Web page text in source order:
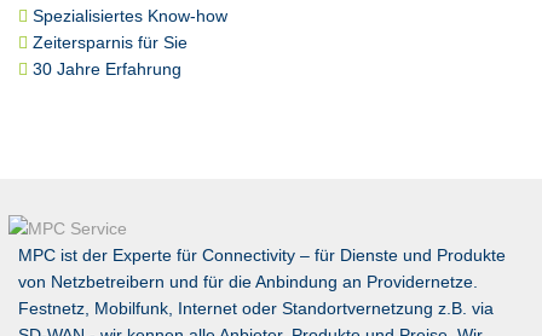
Spezialisiertes Know-how
Zeitersparnis für Sie
30 Jahre Erfahrung
MPC ist der Experte für Connectivity – für Dienste und Produkte
von Netzbetreibern und für die Anbindung an Providernetze.
Festnetz, Mobilfunk, Internet oder Standortvernetzung z.B. via